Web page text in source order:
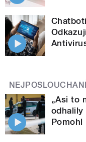
„Asi to
odhalily